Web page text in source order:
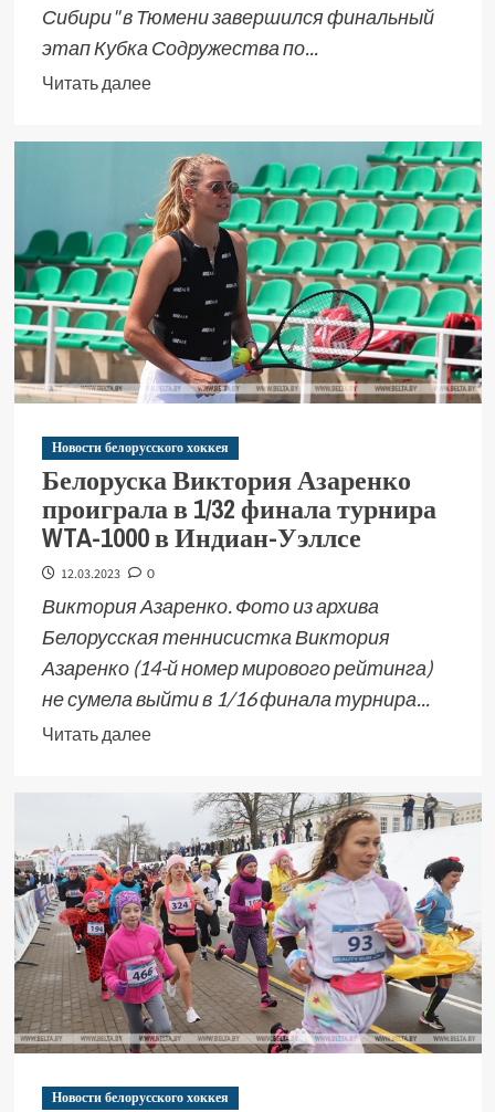
Сибири" в Тюмени завершился финальный
этап Кубка Содружества по...
Читать далее
Новости белорусского хоккея
Белоруска Виктория Азаренко
проиграла в 1/32 финала турнира
WTA-1000 в Индиан-Уэллсе
12.03.2023 0
Виктория Азаренко. Фото из архива
Белорусская теннисистка Виктория
Азаренко (14-й номер мирового рейтинга)
не сумела выйти в 1/16 финала турнира...
Читать далее
Новости белорусского хоккея